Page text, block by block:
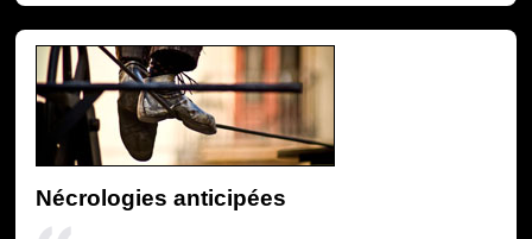
Nécrologies anticipées